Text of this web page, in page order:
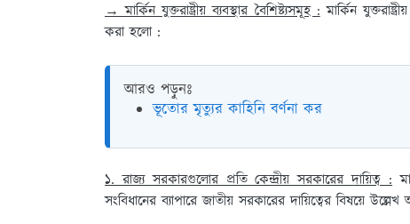
→ মার্কিন যুক্তরাষ্ট্রীয় ব্যবস্থার বৈশিষ্ট্যসমূহ :মার্কিন
করা হলো :
আরও পড়ুনঃ
ভূতোর মৃত্যুর কাহিনি বর্ণনা কর
১. রাজ্য সরকারগুলোর প্রতি কেন্দ্রীয় সরকারের দায়িত্ব :
সংবিধানের ব্যাপারে জাতীয় সরকারের দায়িত্বের বিষয়ে